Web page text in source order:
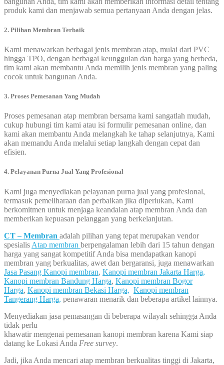
produk kami dan menjawab semua pertanyaan Anda dengan jelas.
2. Pilihan Membran Terbaik
Kami menawarkan berbagai jenis membran atap, mulai dari PVC
hingga TPO, dengan berbagai keunggulan dan harga yang berbeda,
tim kami akan membantu Anda memilih jenis membran yang paling
cocok untuk bangunan Anda.
3. Proses Pemesanan Yang Mudah
Proses pemesanan atap membran bersama kami sangatlah mudah,
cukup hubungi tim kami atau isi formulir pemesanan online, dan
kami akan membantu Anda melangkah ke tahap selanjutnya, Kami
akan memandu Anda melalui setiap langkah dengan cepat dan
efisien.
4. Pelayanan Purna Jual Yang Profesional
Kami juga menyediakan pelayanan purna jual yang profesional,
termasuk pemeliharaan dan perbaikan jika diperlukan, Kami
berkomitmen untuk menjaga keandalan atap membran Anda dan
memberikan kepuasan pelanggan yang berkelanjutan.
CT – Membran adalah pilihan yang tepat merupakan vendor
spesialis Atap membran berpengalaman lebih dari 15 tahun dengan
harga yang sangat kompetitif Anda bisa mendapatkan kanopi
membran yang berkualitas, awet dan bergaransi, juga menawarkan
Jasa Pasang Kanopi membran, Kanopi membran Jakarta Harga,
Kanopi membran Bandung Harga, Kanopi membran Bogor
Harga, Kanopi membran Bekasi Harga, Kanopi membran
Tangerang Harga, penawaran menarik dan beberapa artikel lainnya.
Menyediakan jasa pemasangan di beberapa wilayah sehingga Anda
tidak perlu
khawatir mengenai pemesanan kanopi membran karena Kami siap
datang ke Lokasi Anda Free survey.
Jadi, jika Anda mencari atap membran berkualitas tinggi di Jakarta,